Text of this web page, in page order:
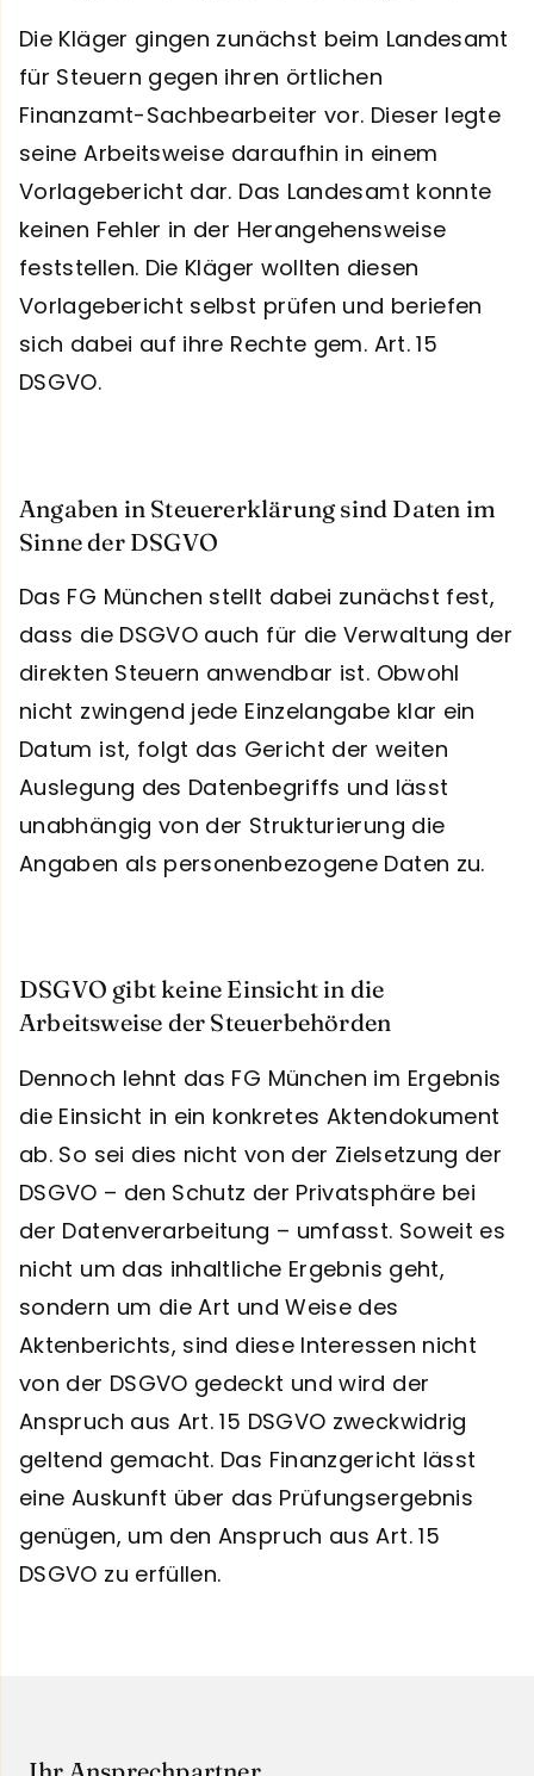
Die Kläger gingen zunächst beim Landesamt
für Steuern gegen ihren örtlichen
Finanzamt-Sachbearbeiter vor. Dieser legte
seine Arbeitsweise daraufhin in einem
Vorlagebericht dar. Das Landesamt konnte
keinen Fehler in der Herangehensweise
feststellen. Die Kläger wollten diesen
Vorlagebericht selbst prüfen und beriefen
sich dabei auf ihre Rechte gem. Art. 15
DSGVO.
Angaben in Steuererklärung sind Daten im
Sinne der DSGVO
Das FG München stellt dabei zunächst fest,
dass die DSGVO auch für die Verwaltung der
direkten Steuern anwendbar ist. Obwohl
nicht zwingend jede Einzelangabe klar ein
Datum ist, folgt das Gericht der weiten
Auslegung des Datenbegriffs und lässt
unabhängig von der Strukturierung die
Angaben als personenbezogene Daten zu.
DSGVO gibt keine Einsicht in die
Arbeitsweise der Steuerbehörden
Dennoch lehnt das FG München im Ergebnis
die Einsicht in ein konkretes Aktendokument
ab. So sei dies nicht von der Zielsetzung der
DSGVO – den Schutz der Privatsphäre bei
der Datenverarbeitung – umfasst. Soweit es
nicht um das inhaltliche Ergebnis geht,
sondern um die Art und Weise des
Aktenberichts, sind diese Interessen nicht
von der DSGVO gedeckt und wird der
Anspruch aus Art. 15 DSGVO zweckwidrig
geltend gemacht. Das Finanzgericht lässt
eine Auskunft über das Prüfungsergebnis
genügen, um den Anspruch aus Art. 15
DSGVO zu erfüllen.